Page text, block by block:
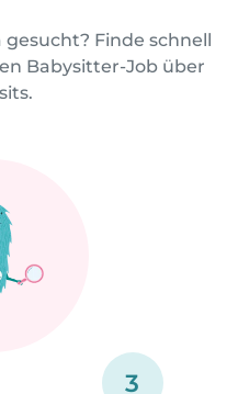
Finde schnell
Babysitter-Job über
3